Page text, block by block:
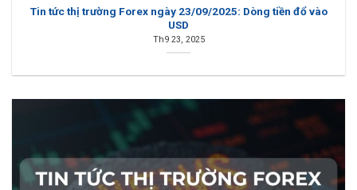
Tin tức thị trường Forex ngày 23/09/2025: Dòng tiền đổ vào
USD
Th9 23, 2025